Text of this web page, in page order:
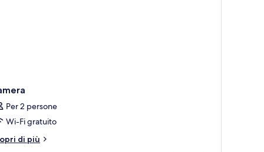
Per 2 persone
Wi-Fi gratuito
di più